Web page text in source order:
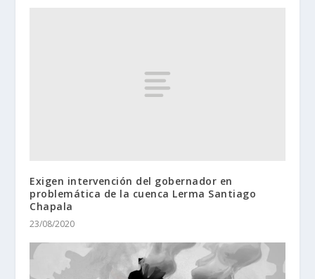
Exigen intervención del gobernador en
problemática de la cuenca Lerma Santiago
Chapala
23/08/2020